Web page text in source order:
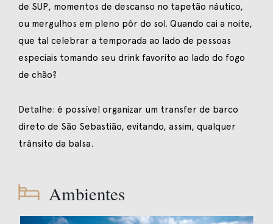
de SUP, momentos de descanso no tapetão náutico,
ou mergulhos em pleno pôr do sol. Quando cai a noite,
que tal celebrar a temporada ao lado de pessoas
especiais tomando seu drink favorito ao lado do fogo
de chão?
Detalhe: é possível organizar um transfer de barco
direto de São Sebastião, evitando, assim, qualquer
trânsito da balsa.
Ambientes